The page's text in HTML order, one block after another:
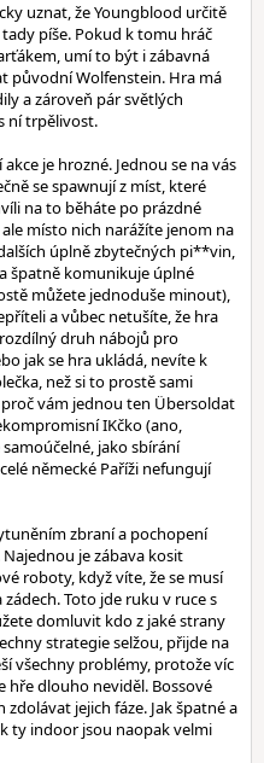
uznat, že Youngblood určitě
píše. Pokud k tomu hráč
umí to být i zábavná
původní Wolfenstein. Hra má
a zároveň pár světlých
ní trpělivost.
je hrozné. Jednou se na vás
se spawnují z míst, které
na to běháte po prázdné
místo nich narážíte jenom na
úplně zbytečných pi**vin,
špatně komunikuje úplné
můžete jednoduše minout),
a vůbec netušíte, že hra
druh nábojů pro
jak se hra ukládá, nevíte k
než si to prostě sami
vám jednou ten Übersoldat
IKčko (ano,
jako sbírání
německé Paříži nefungují
zbraní a pochopení
je zábava kosit
roboty, když víte, že se musí
Toto jde ruku v ruce s
domluvit kdo z jaké strany
strategie selžou, přijde na
všechny problémy, protože víc
hře dlouho neviděl. Bossové
jejich fáze. Jak špatné a
ty indoor jsou naopak velmi